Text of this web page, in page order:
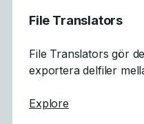
File Translators
File Translators gör
exportera delfiler
Exploreabout File